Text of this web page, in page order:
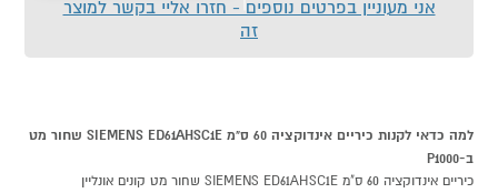
אני מעוניין בפרטים נוספים - חזרו אליי בקשר למוצר
זה
למה כדאי לקנות כיריים אינדוקציה 60 ס"מ SIEMENS ED61AHSC1E שחור מט
ב-P1000
כיריים אינדוקציה 60 ס"מ SIEMENS ED61AHSC1E שחור מט קונים אונליין